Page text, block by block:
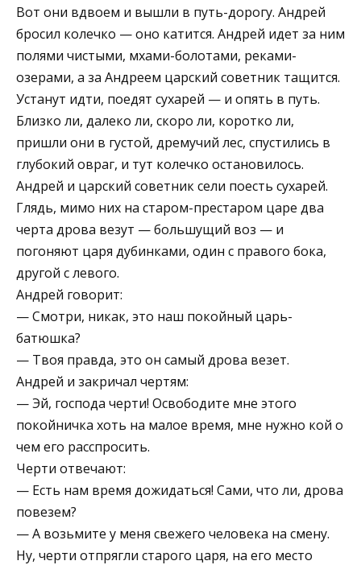
Вот они вдвоем и вышли в путь-дорогу. Андрей
бросил колечко — оно катится. Андрей идет за ним
полями чистыми, мхами-болотами, реками-
озерами, а за Андреем царский советник тащится.
Устанут идти, поедят сухарей — и опять в путь.
Близко ли, далеко ли, скоро ли, коротко ли,
пришли они в густой, дремучий лес, спустились в
глубокий овраг, и тут колечко остановилось.
Андрей и царский советник сели поесть сухарей.
Глядь, мимо них на старом-престаром царе два
черта дрова везут — большущий воз — и
погоняют царя дубинками, один с правого бока,
другой с левого.
Андрей говорит:
— Смотри, никак, это наш покойный царь-
батюшка?
— Твоя правда, это он самый дрова везет.
Андрей и закричал чертям:
— Эй, господа черти! Освободите мне этого
покойничка хоть на малое время, мне нужно кой о
чем его расспросить.
Черти отвечают:
— Есть нам время дожидаться! Сами, что ли, дрова
повезем?
— А возьмите у меня свежего человека на смену.
Ну, черти отпрягли старого царя, на его место